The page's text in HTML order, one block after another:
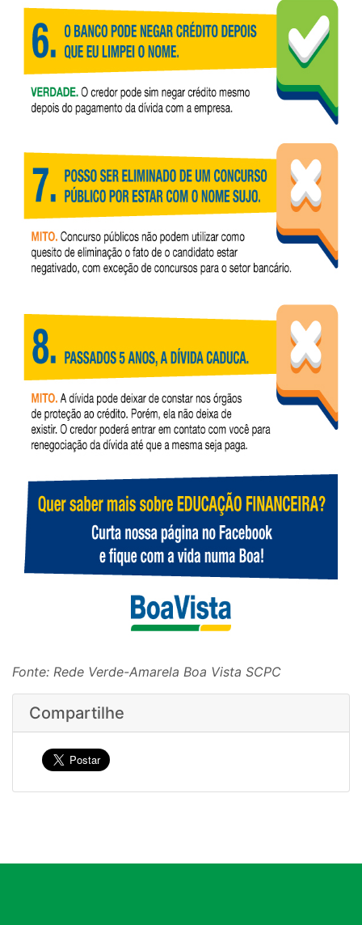
Fonte: Rede Verde-Amarela Boa Vista SCPC
Compartilhe